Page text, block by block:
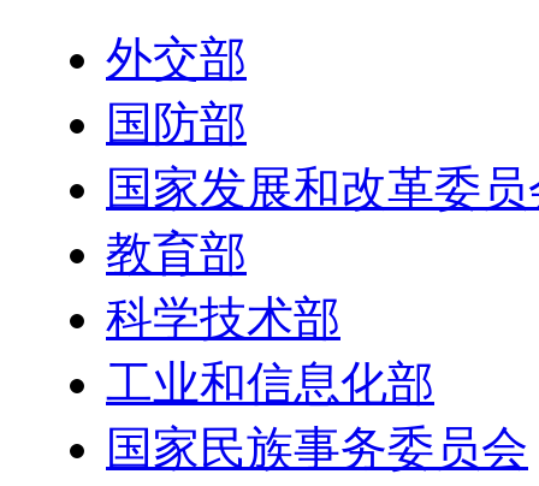
外交部
国防部
国家发展和改革委
教育部
科学技术部
工业和信息化部
国家民族事务委员会